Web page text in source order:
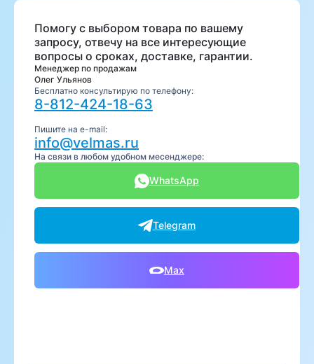
Помогу с выбором товара по вашему
запросу, отвечу на все интересующие
вопросы о сроках, доставке, гарантии.
Менеджер по продажам
Олег Ульянов
Бесплатно консультирую по телефону:
8-812-424-18-63
Пишите на e-mail:
info@velmas.ru
На связи в любом удобном месенджере:
WhatsApp
Telegram
Max